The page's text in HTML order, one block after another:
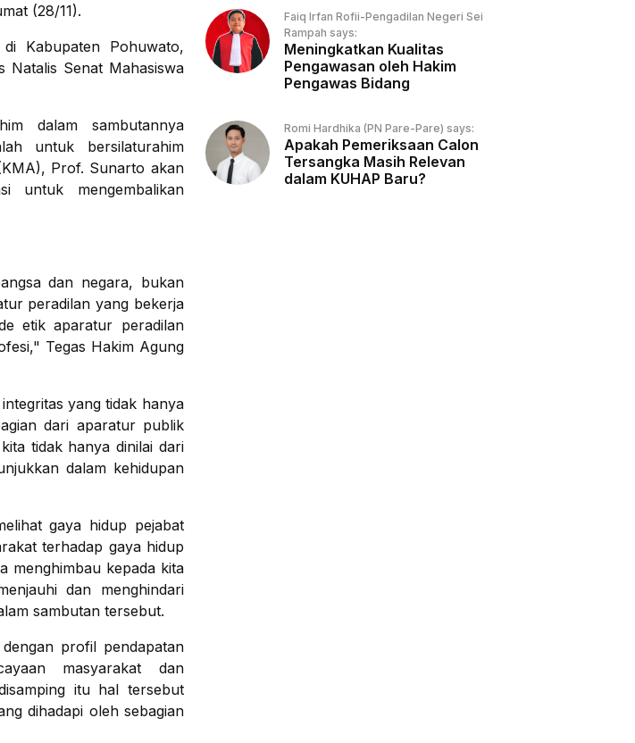
(28/11).
Kabupaten Pohuwato,
Natalis Senat Mahasiswa
dalam sambutannya
untuk bersilaturahim
Prof. Sunarto akan
untuk mengembalikan
dan negara, bukan
peradilan yang bekerja
etik aparatur peradilan
Tegas Hakim Agung
yang tidak hanya
dari aparatur publik
tidak hanya dinilai dari
dalam kehidupan
gaya hidup pejabat
terhadap gaya hidup
menghimbau kepada kita
dan menghindari
sambutan tersebut.
profil pendapatan
masyarakat dan
itu hal tersebut
dihadapi oleh sebagian
Faiq Irfan Rofii-Pengadilan Negeri Sei
Rampah says:
Meningkatkan Kualitas
Pengawasan oleh Hakim
Pengawas Bidang
Romi Hardhika (PN Pare-Pare) says:
Apakah Pemeriksaan Calon
Tersangka Masih Relevan
dalam KUHAP Baru?